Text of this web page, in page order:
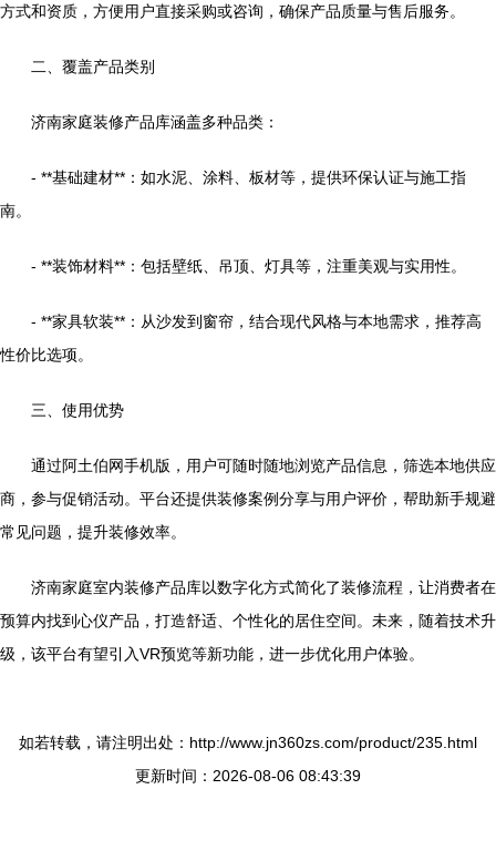
方式和资质，方便用户直接采购或咨询，确保产品质量与售后服务。
二、覆盖产品类别
济南家庭装修产品库涵盖多种品类：
- **基础建材**：如水泥、涂料、板材等，提供环保认证与施工指
南。
- **装饰材料**：包括壁纸、吊顶、灯具等，注重美观与实用性。
- **家具软装**：从沙发到窗帘，结合现代风格与本地需求，推荐高
性价比选项。
三、使用优势
通过阿土伯网手机版，用户可随时随地浏览产品信息，筛选本地供应
商，参与促销活动。平台还提供装修案例分享与用户评价，帮助新手规避
常见问题，提升装修效率。
济南家庭室内装修产品库以数字化方式简化了装修流程，让消费者在
预算内找到心仪产品，打造舒适、个性化的居住空间。未来，随着技术升
级，该平台有望引入VR预览等新功能，进一步优化用户体验。
如若转载，请注明出处：http://www.jn360zs.com/product/235.html
更新时间：2026-08-06 08:43:39